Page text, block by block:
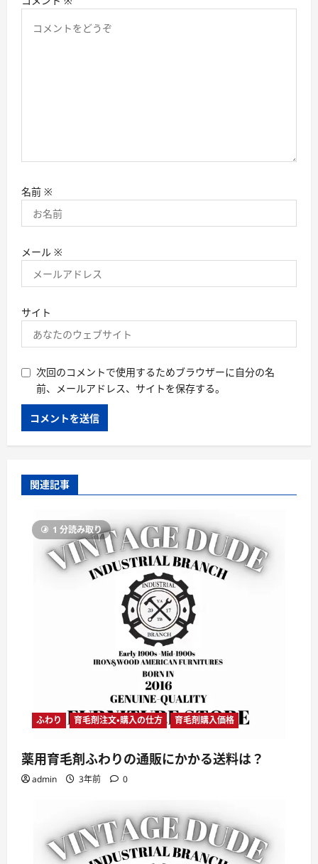
名前 ※
メール ※
サイト
次回のコメントで使用するためブラウザーに自分の名
前、メールアドレス、サイトを保存する。
関連記事
1 分読み取り
ふわり 育毛剤注文・購入の仕方 育毛剤購入価格
薬用育毛剤ふわりの通販にかかる送料は？
admin 3年前 0